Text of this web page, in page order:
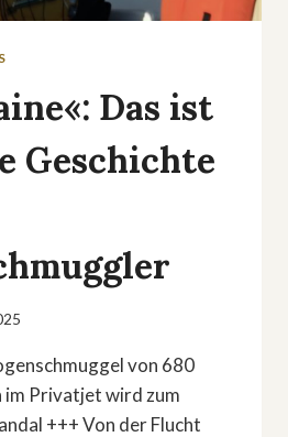
Das ist
Geschichte
von 680
Privatjet wird zum
+++ Von der Flucht